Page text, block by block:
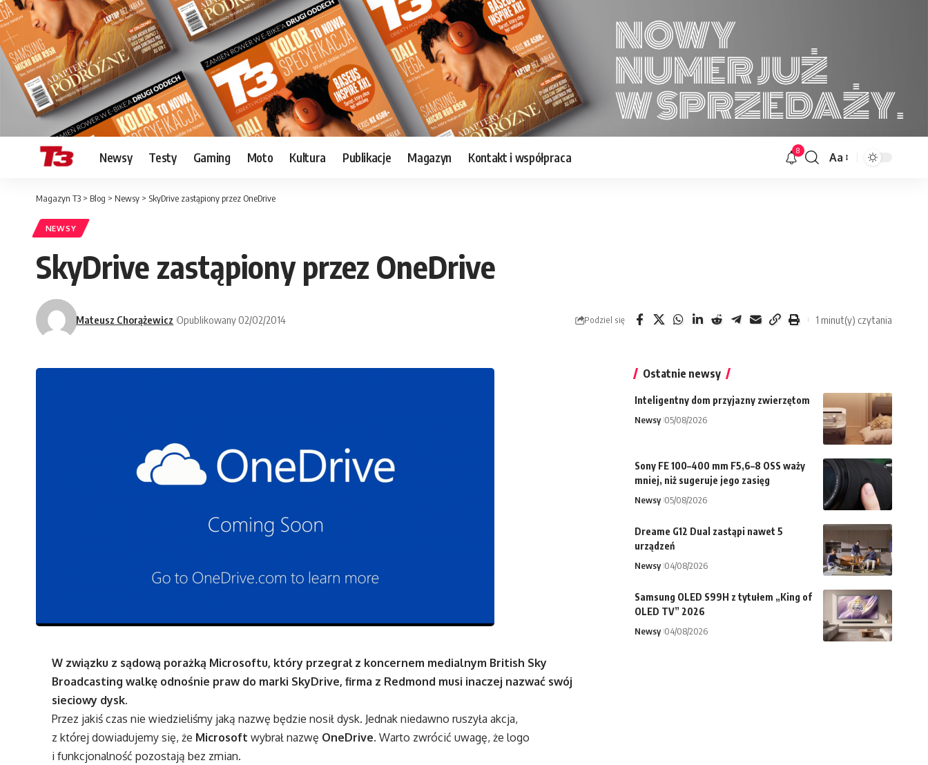
Newsy Testy Gaming Moto Kultura Publikacje Magazyn Kontakt i współpraca 8
Font
Aa
Magazyn T3 > Blog > Newsy > SkyDrive zastąpiony przez OneDrive
NEWSY
SkyDrive zastąpiony przez OneDrive
Mateusz Chorążewicz Opublikowany 02/02/2014 Podziel się 1 minut(y) czytania
W związku z sądową porażką Microsoftu, który przegrał z koncernem medialnym British Sky
Broadcasting walkę odnośnie praw do marki SkyDrive, firma z Redmond musi inaczej nazwać swój
sieciowy dysk.
Przez jakiś czas nie wiedzieliśmy jaką nazwę będzie nosił dysk. Jednak niedawno ruszyła akcja,
z której dowiadujemy się, że Microsoft wybrał nazwę OneDrive. Warto zwrócić uwagę, że logo
i funkcjonalność pozostają bez zmian.
Ostatnie newsy
Inteligentny dom przyjazny zwierzętom
Newsy 05/08/2026
Sony FE 100–400 mm F5,6–8 OSS waży
mniej, niż sugeruje jego zasięg
Newsy 05/08/2026
Dreame G12 Dual zastąpi nawet 5
urządzeń
Newsy 04/08/2026
Samsung OLED S99H z tytułem „King of
OLED TV” 2026
Newsy 04/08/2026